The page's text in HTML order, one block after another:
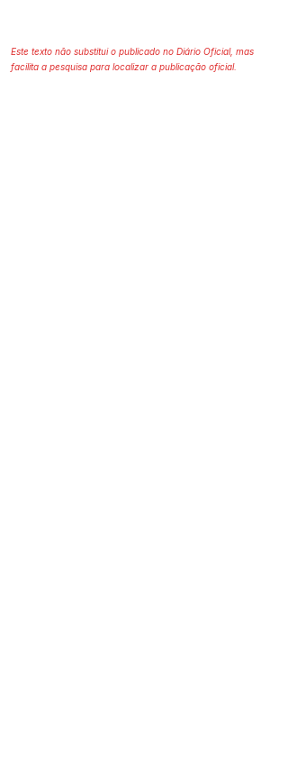
Este texto não substitui o publicado no Diário Oficial, mas
facilita a pesquisa para localizar a publicação oficial.